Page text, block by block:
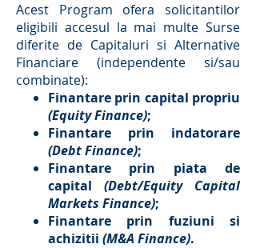
Acest Program ofera solicitantilor
eligibili accesul la mai multe Surse
diferite de Capitaluri si Alternative
Financiare (independente si/sau
combinate):
Finantare prin capital propriu
(Equity Finance);
Finantare prin indatorare
(Debt Finance);
Finantare prin piata de
capital (Debt/Equity Capital
Markets Finance);
Finantare prin fuziuni si
achizitii (M&A Finance).